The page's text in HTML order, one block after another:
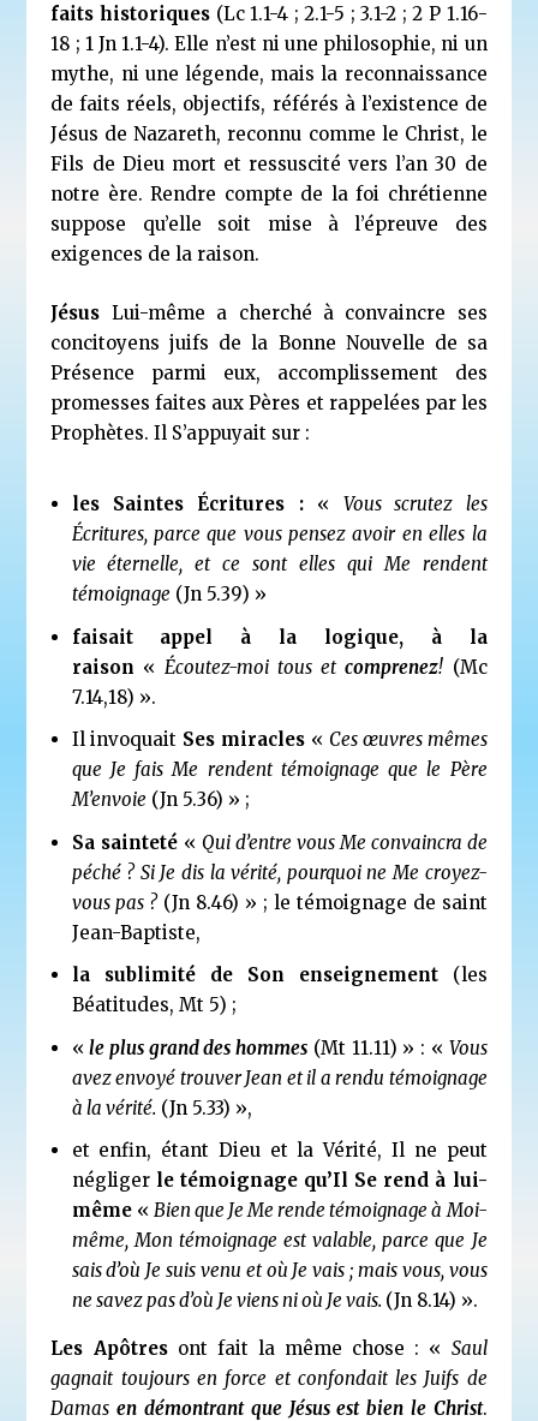
faits historiques (Lc 1.1-4 ; 2.1-5 ; 3.1-2 ; 2 P 1.16-
18 ; 1 Jn 1.1-4). Elle n’est ni une philosophie, ni un
mythe, ni une légende, mais la reconnaissance
de faits réels, objectifs, référés à l’existence de
Jésus de Nazareth, reconnu comme le Christ, le
Fils de Dieu mort et ressuscité vers l’an 30 de
notre ère. Rendre compte de la foi chrétienne
suppose qu’elle soit mise à l’épreuve des
exigences de la raison.
Jésus Lui-même a cherché à convaincre ses
concitoyens juifs de la Bonne Nouvelle de sa
Présence parmi eux, accomplissement des
promesses faites aux Pères et rappelées par les
Prophètes. Il S’appuyait sur :
les Saintes Écritures : « Vous scrutez les
Écritures, parce que vous pensez avoir en elles la
vie éternelle, et ce sont elles qui Me rendent
témoignage (Jn 5.39) »
faisait appel à la logique, à la
raison « Écoutez-moi tous et comprenez!(Mc
7.14,18) ».
Il invoquait Ses miracles « Ces œuvres mêmes
que Je fais Me rendent témoignage que le Père
M’envoie (Jn 5.36) » ;
Sa sainteté« Qui d’entre vous Me convaincra de
péché ? Si Je dis la vérité, pourquoi ne Me croyez-
vous pas ?(Jn 8.46) » ; le témoignage de saint
Jean-Baptiste,
la sublimité de Son enseignement (les
Béatitudes, Mt 5) ;
«le plus grand des hommes (Mt 11.11) » : « Vous
avez envoyé trouver Jean et il a rendu témoignage
à la vérité. (Jn 5.33) »,
et enfin, étant Dieu et la Vérité, Il ne peut
négliger le témoignage qu’Il Se rend à lui-
même« Bien que Je Me rende témoignage à Moi-
même, Mon témoignage est valable, parce que Je
sais d’où Je suis venu et où Je vais ; mais vous, vous
ne savez pas d’où Je viens ni où Je vais. (Jn 8.14) ».
Les Apôtresont fait la même chose : « Saul
gagnait toujours en force et confondait les Juifs de
Damasen démontrant que Jésus est bien le Christ.